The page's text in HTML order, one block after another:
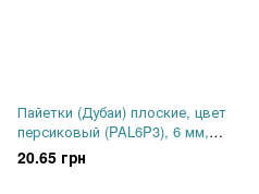
Пайетки (Дубаи) плоские, цвет
персиковый (PAL6P3), 6 мм, 5
г
20.65 грн